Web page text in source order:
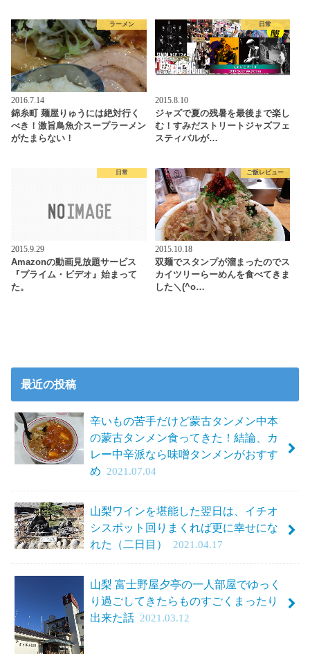
ラーメン
2016.7.14
錦糸町 麺屋りゅうには絶対行く
べき！激旨鳥魚介スープラーメン
がたまらない！
日常
2015.8.10
ジャズで夏の残暑を最後まで楽し
む！すみだストリートジャズフェ
スティバルが…
日常
2015.9.29
Amazonの動画見放題サービス
『プライム・ビデオ』始まって
た。
ご飯レビュー
2015.10.18
双麺でスタンプが溜まったのでス
カイツリーらーめんを食べてきま
した＼(^o…
最近の投稿
辛いもの苦手だけど蒙古タンメン中本
の蒙古タンメン食ってきた！結論、カ
レー中辛派なら味噌タンメンがおすす
め
2021.07.04
山梨ワインを堪能した翌日は、イチオ
シスポット回りまくれば更に幸せにな
れた（二日目）
2021.04.17
山梨 富士野屋夕亭の一人部屋でゆっく
り過ごしてきたらものすごくまったり
出来た話 2021.03.12